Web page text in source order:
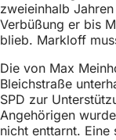
zweieinhalb
Verbüßung er bis
blieb. Markloff
Die von Max
Bleichstraße
SPD zur
Angehörigen
nicht enttarnt. Eine